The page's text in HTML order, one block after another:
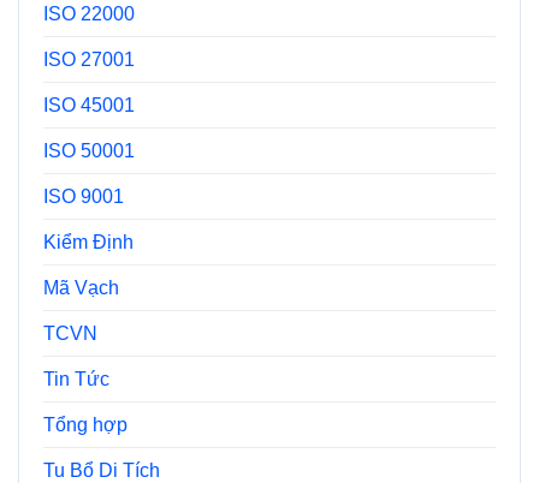
ISO 22000
ISO 27001
ISO 45001
ISO 50001
ISO 9001
Kiểm Định
Mã Vạch
TCVN
Tin Tức
Tổng hợp
Tu Bổ Di Tích